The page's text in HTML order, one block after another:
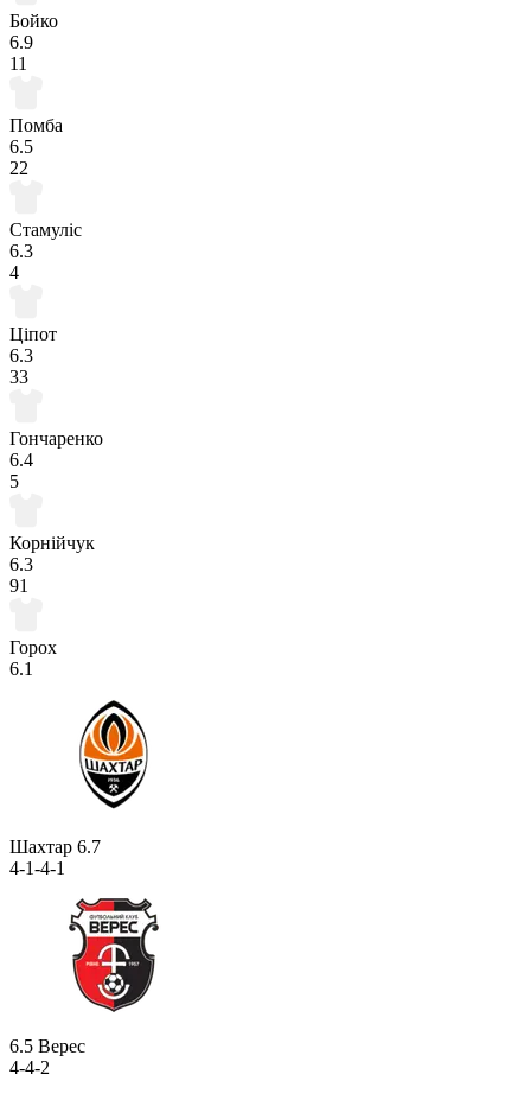
Бойко
6.9
11
Помба
6.5
22
Стамуліс
6.3
4
Ціпот
6.3
33
Гончаренко
6.4
5
Корнійчук
6.3
91
Горох
6.1
Шахтар 6.7
4-1-4-1
6.5 Верес
4-4-2